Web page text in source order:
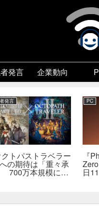
発言 企業動向
発言
クトパストラベラー
の期待は「重々承
700万本規模に成
PC
『
日